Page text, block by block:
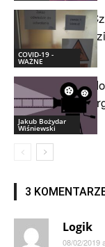
COVID-19 -
WAŻNE
Jakub Bożydar
Wiśniewski
3
Logik
08/02/2019